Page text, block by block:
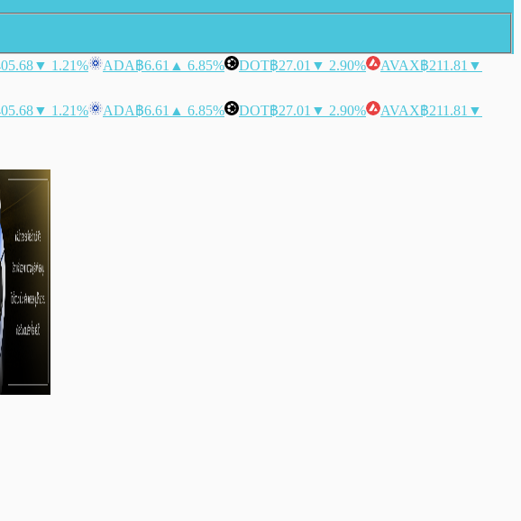
▼ 1.21% ADA฿6.61 ▲ 6.85% DOT฿27.01 ▼ 2.90% AVAX฿211.81 ▼
▼ 1.21% ADA฿6.61 ▲ 6.85% DOT฿27.01 ▼ 2.90% AVAX฿211.81 ▼